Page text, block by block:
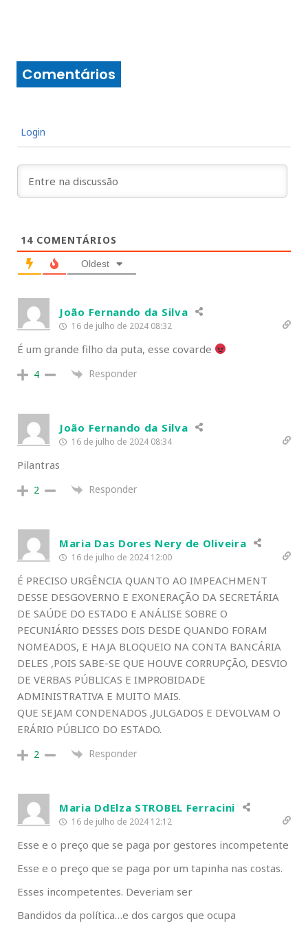
Comentários
Login
14 COMENTÁRIOS
Oldest
João Fernando da Silva
16 de julho de 2024 08:32
É um grande filho da puta, esse covarde
4 Responder
João Fernando da Silva
16 de julho de 2024 08:34
Pilantras
2 Responder
Maria Das Dores Nery de Oliveira
16 de julho de 2024 12:00
É PRECISO URGÊNCIA QUANTO AO IMPEACHMENT
DESSE DESGOVERNO E EXONERAÇÃO DA SECRETÁRIA
DE SAÚDE DO ESTADO E ANÁLISE SOBRE O
PECUNIÁRIO DESSES DOIS DESDE QUANDO FORAM
NOMEADOS, E HAJA BLOQUEIO NA CONTA BANCÁRIA
DELES ,POIS SABE-SE QUE HOUVE CORRUPÇÃO, DESVIO
DE VERBAS PÚBLICAS E IMPROBIDADE
ADMINISTRATIVA E MUITO MAIS.
QUE SEJAM CONDENADOS ,JULGADOS E DEVOLVAM O
ERÁRIO PÚBLICO DO ESTADO.
2 Responder
Maria DdElza STROBEL Ferracini
16 de julho de 2024 12:12
Esse e o preço que se paga por gestores incompetente
Esse e o preço que se paga por um tapinha nas costas.
Esses incompetentes. Deveriam ser
Bandidos da política…e dos cargos que ocupa